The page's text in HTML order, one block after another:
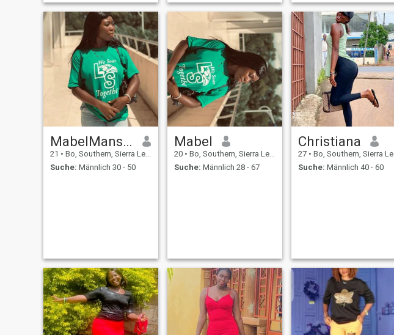
MabelMansaray
21 • Bo, Southern, Sierra Leone
Suche: Männlich 30 - 50
Mabel
20 • Bo, Southern, Sierra Leone
Suche: Männlich 28 - 67
Christiana
27 • Bo, Southern, Sierra Leone
Suche: Männlich 40 - 60